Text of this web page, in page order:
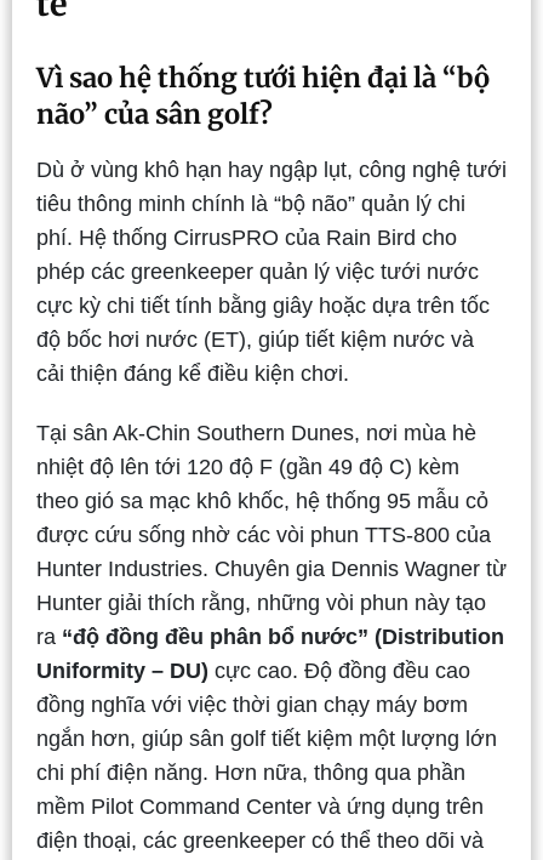
Vì sao hệ thống tưới hiện đại là “bộ
não” của sân golf?
Dù ở vùng khô hạn hay ngập lụt, công nghệ tưới
tiêu thông minh chính là “bộ não” quản lý chi
phí. Hệ thống CirrusPRO của Rain Bird cho
phép các greenkeeper quản lý việc tưới nước
cực kỳ chi tiết tính bằng giây hoặc dựa trên tốc
độ bốc hơi nước (ET), giúp tiết kiệm nước và
cải thiện đáng kể điều kiện chơi.
Tại sân Ak-Chin Southern Dunes, nơi mùa hè
nhiệt độ lên tới 120 độ F (gần 49 độ C) kèm
theo gió sa mạc khô khốc, hệ thống 95 mẫu cỏ
được cứu sống nhờ các vòi phun TTS-800 của
Hunter Industries. Chuyên gia Dennis Wagner từ
Hunter giải thích rằng, những vòi phun này tạo
ra “độ đồng đều phân bổ nước” (Distribution
Uniformity – DU) cực cao. Độ đồng đều cao
đồng nghĩa với việc thời gian chạy máy bơm
ngắn hơn, giúp sân golf tiết kiệm một lượng lớn
chi phí điện năng. Hơn nữa, thông qua phần
mềm Pilot Command Center và ứng dụng trên
điện thoại, các greenkeeper có thể theo dõi và